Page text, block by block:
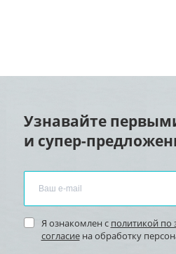
Узнавайте
и супер-
Я ознакомлен с политикой по
согласиена обработку